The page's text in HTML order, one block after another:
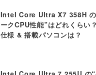
Intel Core Ultra X7 358H の
ークCPU性能”はどれくらい
仕様 & 搭載パソコンは？